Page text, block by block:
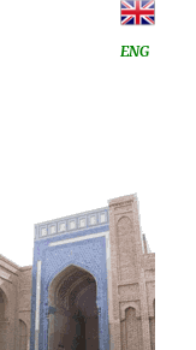
ENG